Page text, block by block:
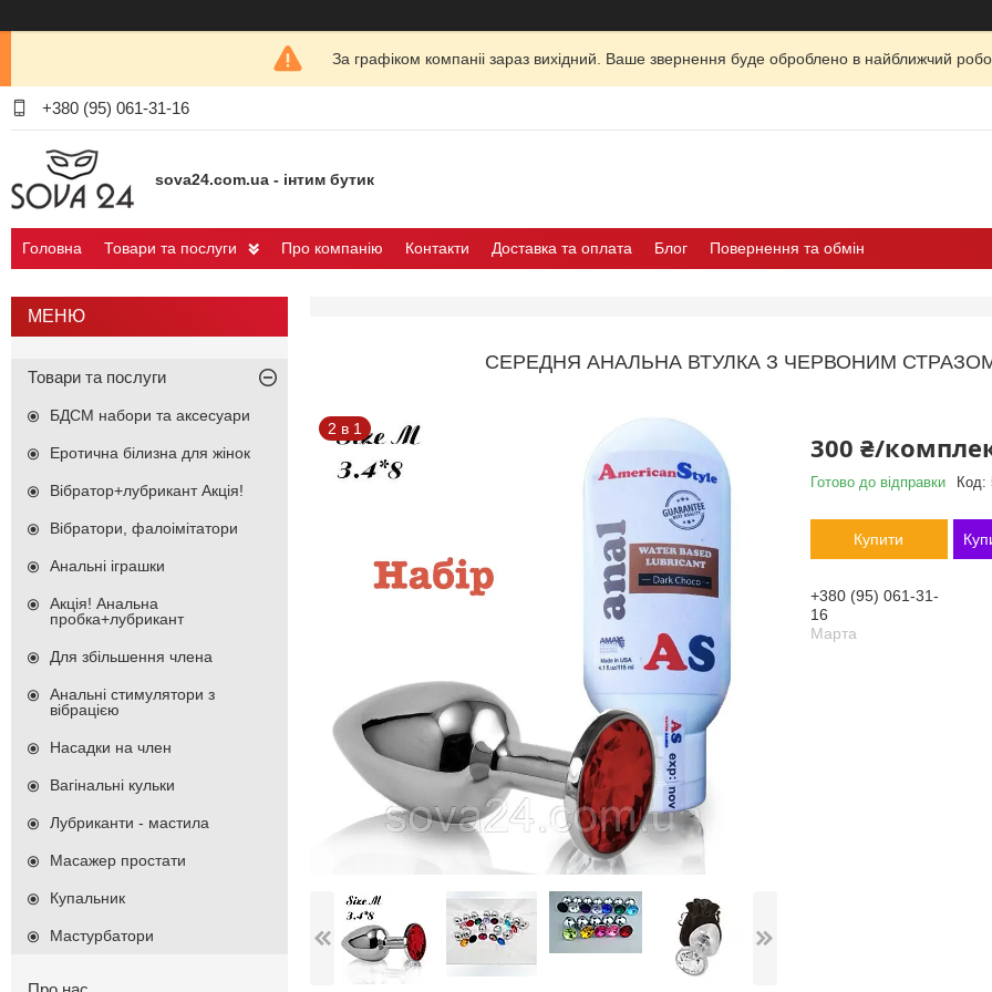
За графіком компаніі зараз вихідний. Ваше звернення буде оброблено в найближчий
+380 (95) 061-31-16
sova24.com.ua - інтим бутик
Головна Товари та послуги Про компанію Контакти Доставка та оплата Блог Повернення та обмін
СЕРЕДНЯ АНАЛЬНА ВТУЛКА З ЧЕРВОНИМ
2 в 1
300 ₴/
Готово до відправки Код:
Купити
+380 (95) 061-31-
16
Марта
Товари та послуги
БДСМ набори та аксесуари
Еротична білизна для жінок
Вібратор+лубрикант Акція!
Вібратори, фалоімітатори
Анальні іграшки
Акція! Анальна
пробка+лубрикант
Для збільшення члена
Анальні стимулятори з
вібрацією
Насадки на член
Вагінальні кульки
Лубриканти - мастила
Масажер простати
Купальник
Мастурбатори